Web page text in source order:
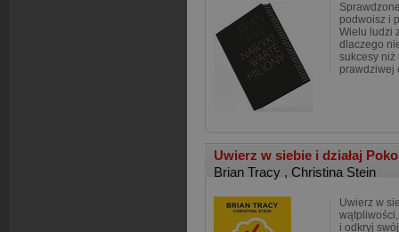
podwoisz i
Wielu ludzi
dlaczego
sukcesy niż
prawdziwej
Uwierz w siebie i działaj
Brian Tracy , Christina Stein
Uwierz w
i odkryj